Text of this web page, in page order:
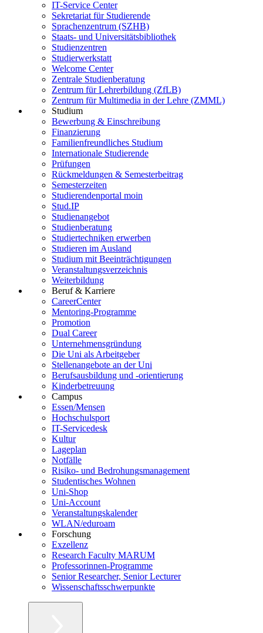
IT-Service Center
Sekretariat für Studierende
Sprachenzentrum (SZHB)
Staats- und Universitätsbibliothek
Studienzentren
Studierwerkstatt
Welcome Center
Zentrale Studienberatung
Zentrum für Lehrerbildung (ZfLB)
Zentrum für Multimedia in der Lehre (ZMML)
Studium
Bewerbung & Einschreibung
Finanzierung
Familienfreundliches Studium
Internationale Studierende
Prüfungen
Rückmeldungen & Semesterbeitrag
Semesterzeiten
Studierendenportal moin
Stud.IP
Studienangebot
Studienberatung
Studiertechniken erwerben
Studieren im Ausland
Studium mit Beeinträchtigungen
Veranstaltungsverzeichnis
Weiterbildung
Beruf & Karriere
CareerCenter
Mentoring-Programme
Promotion
Dual Career
Unternehmensgründung
Die Uni als Arbeitgeber
Stellenangebote an der Uni
Berufsausbildung und -orientierung
Kinderbetreuung
Campus
Essen/Mensen
Hochschulsport
IT-Servicedesk
Kultur
Lageplan
Notfälle
Risiko- und Bedrohungsmanagement
Studentisches Wohnen
Uni-Shop
Uni-Account
Veranstaltungskalender
WLAN/eduroam
Forschung
Exzellenz
Research Faculty MARUM
Professorinnen-Programme
Senior Researcher, Senior Lecturer
Wissenschaftsschwerpunkte